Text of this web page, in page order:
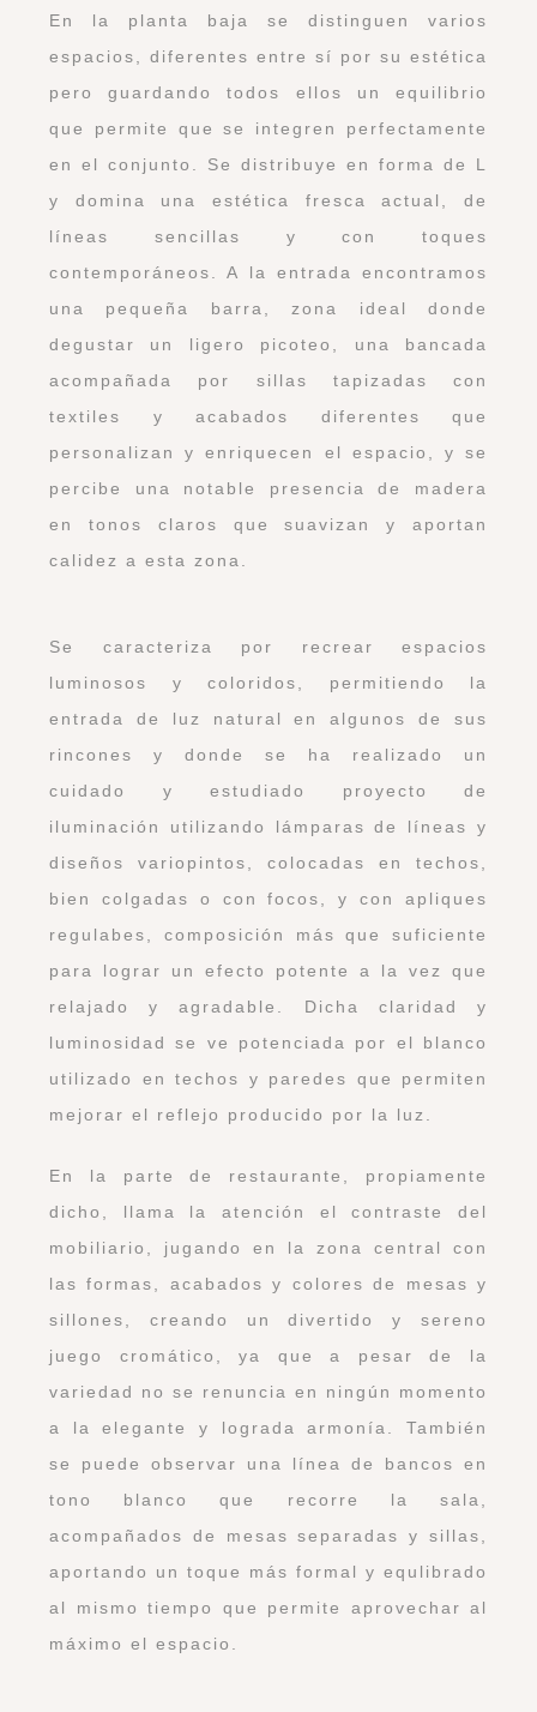
En la planta baja se distinguen varios
espacios, diferentes entre sí por su estética
pero guardando todos ellos un equilibrio
que permite que se integren perfectamente
en el conjunto. Se distribuye en forma de L
y domina una estética fresca actual, de
líneas sencillas y con toques
contemporáneos. A la entrada encontramos
una pequeña barra, zona ideal donde
degustar un ligero picoteo, una bancada
acompañada por sillas tapizadas con
textiles y acabados diferentes que
personalizan y enriquecen el espacio, y se
percibe una notable presencia de madera
en tonos claros que suavizan y aportan
calidez a esta zona.
Se caracteriza por recrear espacios
luminosos y coloridos, permitiendo la
entrada de luz natural en algunos de sus
rincones y donde se ha realizado un
cuidado y estudiado proyecto de
iluminación utilizando lámparas de líneas y
diseños variopintos, colocadas en techos,
bien colgadas o con focos, y con apliques
regulabes, composición más que suficiente
para lograr un efecto potente a la vez que
relajado y agradable. Dicha claridad y
luminosidad se ve potenciada por el blanco
utilizado en techos y paredes que permiten
mejorar el reflejo producido por la luz.
En la parte de restaurante, propiamente
dicho, llama la atención el contraste del
mobiliario, jugando en la zona central con
las formas, acabados y colores de mesas y
sillones, creando un divertido y sereno
juego cromático, ya que a pesar de la
variedad no se renuncia en ningún momento
a la elegante y lograda armonía. También
se puede observar una línea de bancos en
tono blanco que recorre la sala,
acompañados de mesas separadas y sillas,
aportando un toque más formal y equlibrado
al mismo tiempo que permite aprovechar al
máximo el espacio.